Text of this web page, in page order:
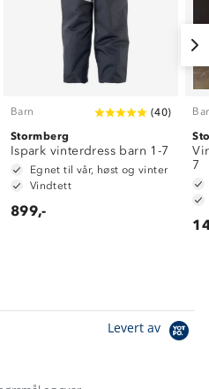
Barn (40)
Stormberg
Ispark vinterdress barn 1-7
Egnet til vår, høst og vinter
Vindtett
899,-
7
Levert av